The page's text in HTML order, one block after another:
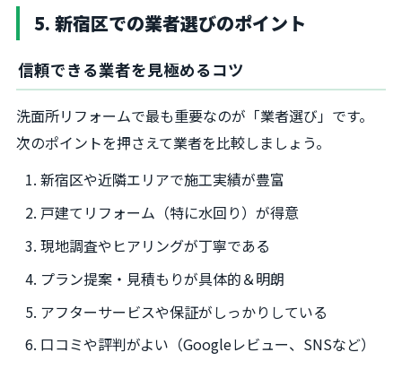
5. 新宿区での業者選びのポイント
信頼できる業者を見極めるコツ
洗面所リフォームで最も重要なのが「業者選び」です。
次のポイントを押さえて業者を比較しましょう。
新宿区や近隣エリアで施工実績が豊富
戸建てリフォーム（特に水回り）が得意
現地調査やヒアリングが丁寧である
プラン提案・見積もりが具体的＆明朗
アフターサービスや保証がしっかりしている
口コミや評判がよい（Googleレビュー、SNSなど）